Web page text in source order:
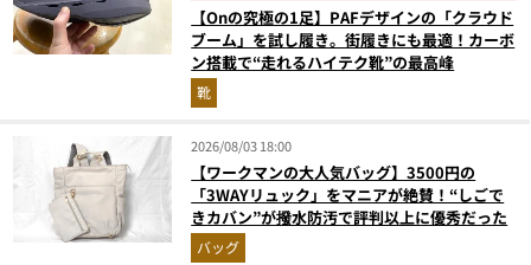
【Onの究極の1足】PAFデザインの「クラウド
ブーム」を試し履き。街履きにも最適！カーボ
ン搭載で“走れるハイテク靴”の最高峰
靴
2026/08/03 18:00
【ワークマンの大人気バッグ】3500円の
「3WAYリュック」をマニアが絶賛！“しごで
きカバン”が撥水防汚で評判以上に優秀だった
バッグ